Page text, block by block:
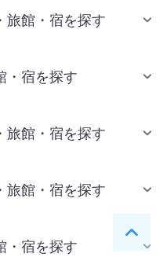
ペー
旅館・宿を探す
・宿を探す
旅館・宿を探す
旅館・宿を探す
・宿を探す